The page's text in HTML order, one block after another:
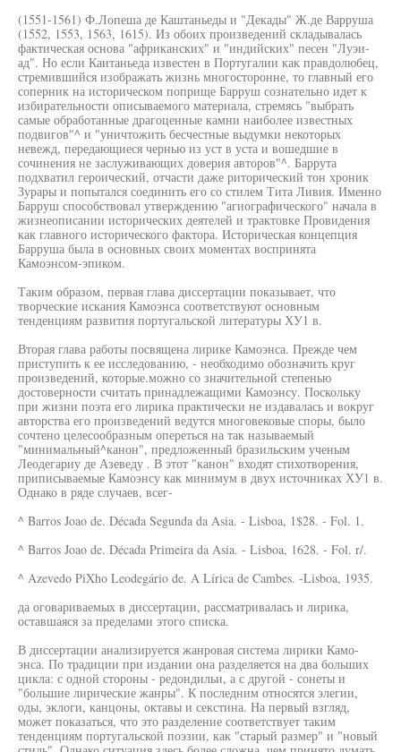
(1551-1561) Ф.Лопеша де Каштаньеды и "Декады" Ж.де Варруша
(1552, 1553, 1563, 1615). Из обоих произведений складывалась
фактическая основа "африканских" и "индийских" песен "Луэи-
ад". Но если Каитаньеда известен в Португалии как правдолюбец,
стремившийся изображать жизнь многосторонне, то главный его
соперник на историческом поприще Барруш сознательно идет к
избирательности описываемого материала, стремясь "выбрать
самые обработанные драгоценные камни наиболее известных
подвигов"^ и "уничтожить бесчестные выдумки некоторых
невежд, передающиеся чернью из уст в уста и вошедшие в
сочинения не заслуживающих доверия авторов"^. Баррута
подхватил героический, отчасти даже риторический тон хроник
Зурары и попытался соединить его со стилем Тита Ливия. Именно
Барруш способствовал утверждению "агиографического" начала в
жизнеописании исторических деятелей и трактовке Провидения
как главного исторического фактора. Историческая концепция
Барруша была в основных своих моментах воспринята
Камоэнсом-эпиком.
Таким образом, первая глава диссертации показывает, что
творческие искания Камоэнса соответствуют основным
тенденциям развития португальской литературы ХУ1 в.
Вторая глава работы посвящена лирике Камоэнса. Прежде чем
приступить к ее исследованию, - необходимо обозначить круг
произведений, которые.можно со значительной степенью
достоверности считать принадлежащими Камоэнсу. Поскольку
при жизни поэта его лирика практически не издавалась и вокруг
авторства его произведений ведутся многовековые споры, было
сочтено целесообразным опереться на так называемый
"минимальный^канон", предложенный бразильским ученым
Леодегариу де Азеведу . В этот "канон" входят стихотворения,
приписываемые Камоэнсу как минимум в двух источниках ХУ1 в.
Однако в ряде случаев, всег-
^ Barros Joao de. Década Segunda da Asia. - Lisboa, 1$28. - Fol. 1.
^ Barros Joao de. Década Primeira da Asia. - Lisboa, 1628. - Fol. r/.
^ Azevedo PiXho Leodegário de. A Lírica de Cambes. -Lisboa, 1935.
да оговариваемых в диссертации, рассматривалась и лирика,
оставшаяся за пределами этого списка.
В диссертации анализируется жанровая система лирики Камо-
энса. По традиции при издании она разделяется на два больших
цикла: с одной стороны - редондильи, а с другой - сонеты и
"большие лирические жанры". К последним относятся элегии,
оды, эклоги, канцоны, октавы и секстина. На первый взгляд,
может показаться, что это разделение соответствует таким
тенденциям португальской поэзии, как "старый размер" и "новый